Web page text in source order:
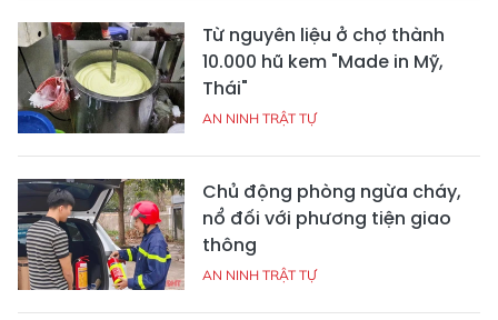
Từ nguyên liệu ở chợ thành
10.000 hũ kem "Made in Mỹ,
Thái"
AN NINH TRẬT TỰ
Chủ động phòng ngừa cháy,
nổ đối với phương tiện giao
thông
AN NINH TRẬT TỰ